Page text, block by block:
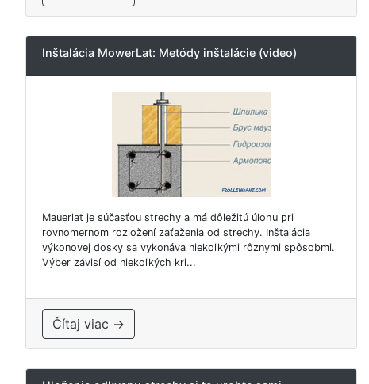
Inštalácia MowerLat: Metódy inštalácie (video)
Mauerlat je súčasťou strechy a má dôležitú úlohu pri
rovnomernom rozložení zaťaženia od strechy. Inštalácia
výkonovej dosky sa vykonáva niekoľkými rôznymi spôsobmi.
Výber závisí od niekoľkých kri...
Čítaj viac →